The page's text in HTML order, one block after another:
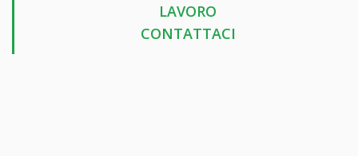
LAVORO
CONTATTACI